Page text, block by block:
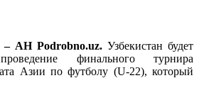
– АН Podrobno.uz. Узбекистан будет
финального турнира
Азии по футболу (U-22), который